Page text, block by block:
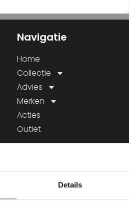
Navigatie
Home
Collectie
Advies
Merken
Acties
Outlet
KVK: 18035105
BTW nr: NL800343232B01
Tel: 013-5284815